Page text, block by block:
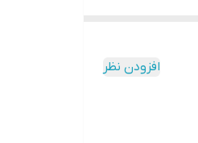
افزودن نظر